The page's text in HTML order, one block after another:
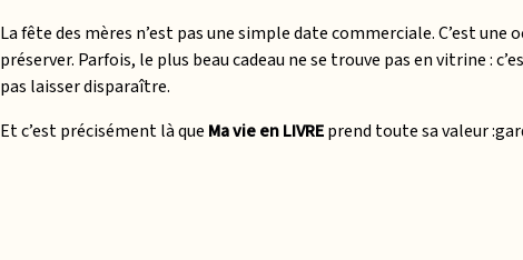
La fête des mères n’est pas une simple date commerciale. C’est
préserver. Parfois, le plus beau cadeau ne se trouve pas en vitrine :
pas laisser disparaître.
Et c’est précisément là que Ma vie en LIVREprend toute sa valeur :